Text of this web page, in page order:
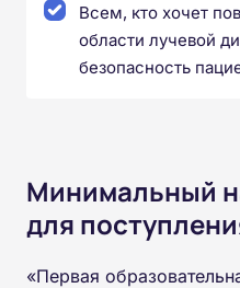
Всем, кто хочет
области лучевой
безопасность
Минимальный
для
«Первая